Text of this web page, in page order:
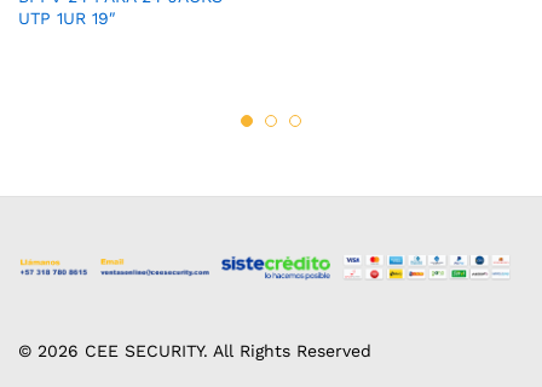
UTP 1UR 19″
© 2026 CEE SECURITY. All Rights Reserved